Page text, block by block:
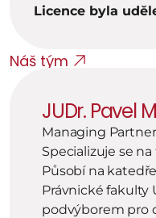
Licence byla
Náš tým
JUDr. Pavel
Managing Partner
Specializuje se
Působí na
Právnické fakulty
podvýborem pro